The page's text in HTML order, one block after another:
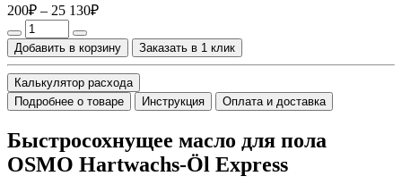
200₽ – 25 130₽
Добавить в корзину Заказать в 1 клик
Калькулятор расхода
Подробнее о товаре
Инструкция Оплата и доставка
Быстросохнущее масло для пола
OSMO Hartwachs-Öl Express